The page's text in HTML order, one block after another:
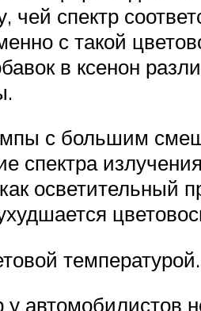
чей спектр
с такой
в ксенон
с большим
спектра
осветительный
температурой.